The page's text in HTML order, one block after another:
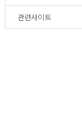
관련사이트